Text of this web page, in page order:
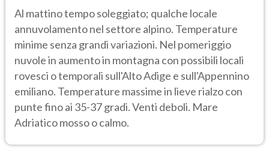
Al mattino tempo soleggiato; qualche locale
annuvolamento nel settore alpino. Temperature
minime senza grandi variazioni. Nel pomeriggio
nuvole in aumento in montagna con possibili locali
rovesci o temporali sull'Alto Adige e sull'Appennino
emiliano. Temperature massime in lieve rialzo con
punte fino ai 35-37 gradi. Venti deboli. Mare
Adriatico mosso o calmo.